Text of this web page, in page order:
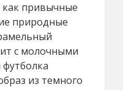
привычные
природные
с молочными
из темного